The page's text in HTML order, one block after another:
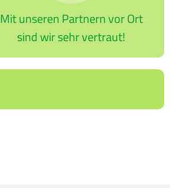
Mit unseren Partnern vor Ort
sind wir sehr vertraut!